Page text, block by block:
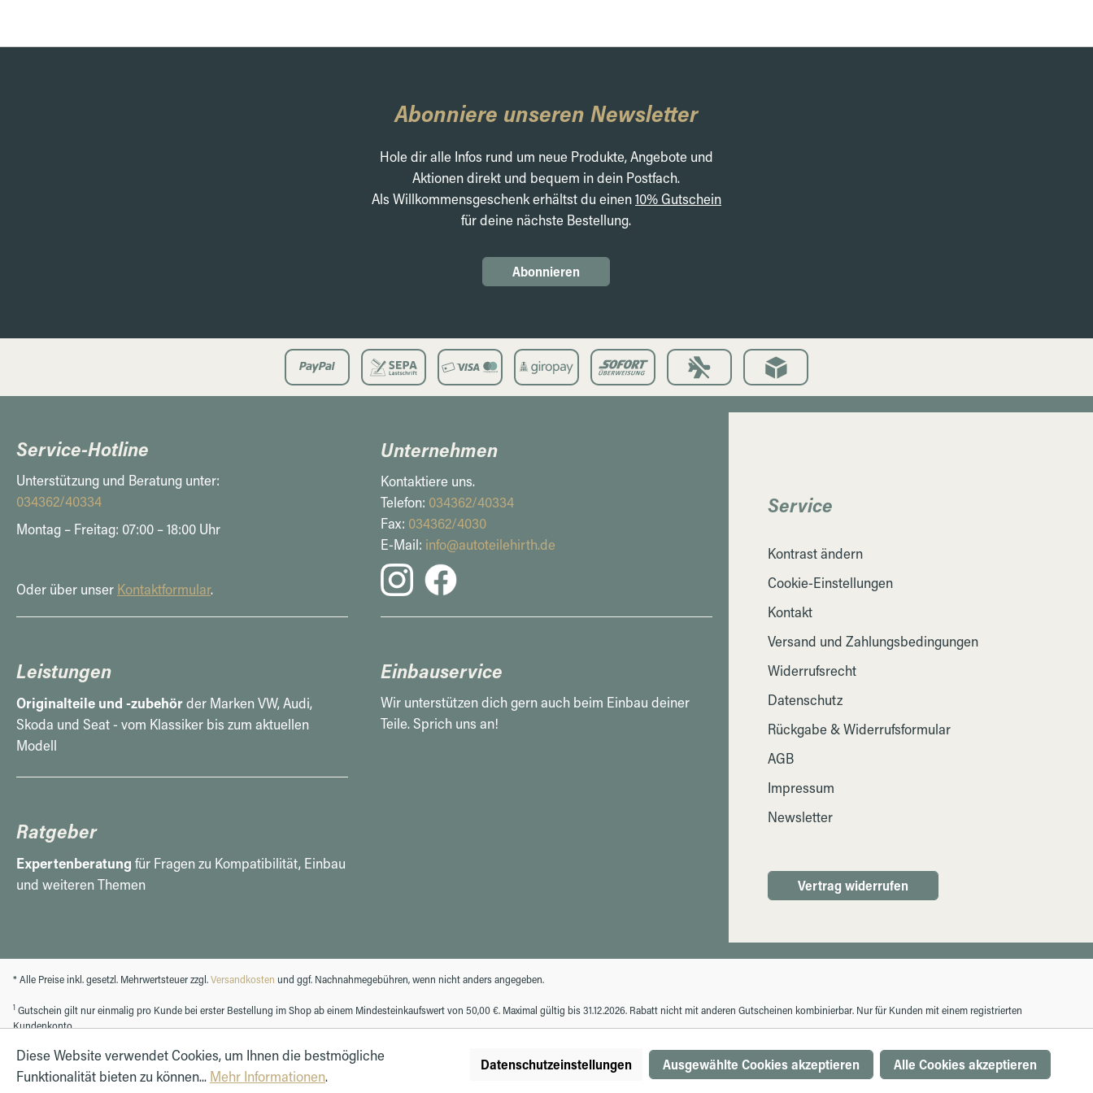
Abonniere unseren Newsletter
Hole dir alle Infos rund um neue Produkte, Angebote und
Aktionen direkt und bequem in dein Postfach.
Als Willkommensgeschenk erhältst du einen10% Gutschein
für deine nächste Bestellung.
Abonnieren
Service-Hotline
Unterstützung und Beratung unter:
034362/40334
Montag – Freitag: 07:00 – 18:00 Uhr
Oder über unser Kontaktformular.
Unternehmen
Kontaktiere uns.
Telefon: 034362/40334
Fax: 034362/4030
E-Mail: info@autoteilehirth.de
Leistungen
Originalteile und -zubehörder Marken VW, Audi,
Skoda und Seat - vom Klassiker bis zum aktuellen
Modell
Einbauservice
Wir unterstützen dich gern auch beim Einbau deiner
Teile. Sprich uns an!
Ratgeber
Expertenberatung für Fragen zu Kompatibilität, Einbau
und weiteren Themen
Service
Kontrast ändern
Cookie-Einstellungen
Kontakt
Versand und Zahlungsbedingungen
Widerrufsrecht
Datenschutz
Rückgabe & Widerrufsformular
AGB
Impressum
Newsletter
Vertrag widerrufen
* Alle Preise inkl. gesetzl. Mehrwertsteuer zzgl.Versandkosten und ggf. Nachnahmegebühren, wenn nicht anders angegeben.
1 Gutschein gilt nur einmalig pro Kunde bei erster Bestellung im Shop ab einem Mindesteinkaufswert von 50,00 €. Maximal gültig bis 31.12.2026. Rabatt nicht mit anderen Gutscheinen kombinierbar. Nur für Kunden mit einem registrierten
Kundenkonto.
Diese Website verwendet Cookies, um Ihnen die bestmögliche
Funktionalität bieten zu können... Mehr Informationen.
Datenschutzeinstellungen Ausgewählte Cookies akzeptieren Alle Cookies akzeptieren